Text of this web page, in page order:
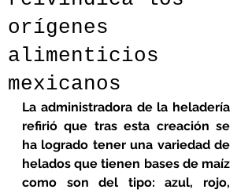
orígenes
alimenticios
mexicanos
La administradora de la heladería
refirió que tras esta creación se
ha logrado tener una variedad de
helados que tienen bases de maíz
como son del tipo: azul, rojo,